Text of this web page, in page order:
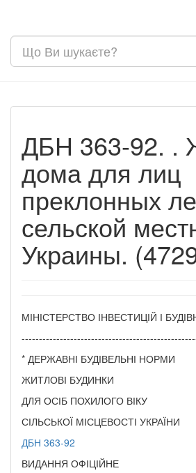
ДБН 363-92. .
дома для лиц
преклонных
сельской
Украины.
МІНІСТЕРСТВО ІНВЕСТИЦІЙ І
* ДЕРЖАВНІ БУДІВЕЛЬНІ НОРМИ
ЖИТЛОВІ БУДИНКИ
ДЛЯ ОСІБ ПОХИЛОГО ВІКУ
СІЛЬСЬКОЇ МІСЦЕВОСТІ УКРАЇНИ
ДБН 363-92
ВИДАННЯ ОФІЦІЙНЕ